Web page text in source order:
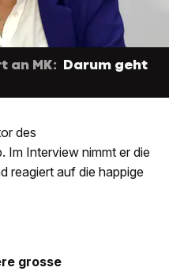
an MK: Darum geht
des
Im Interview nimmt er die
reagiert auf die happige
grosse